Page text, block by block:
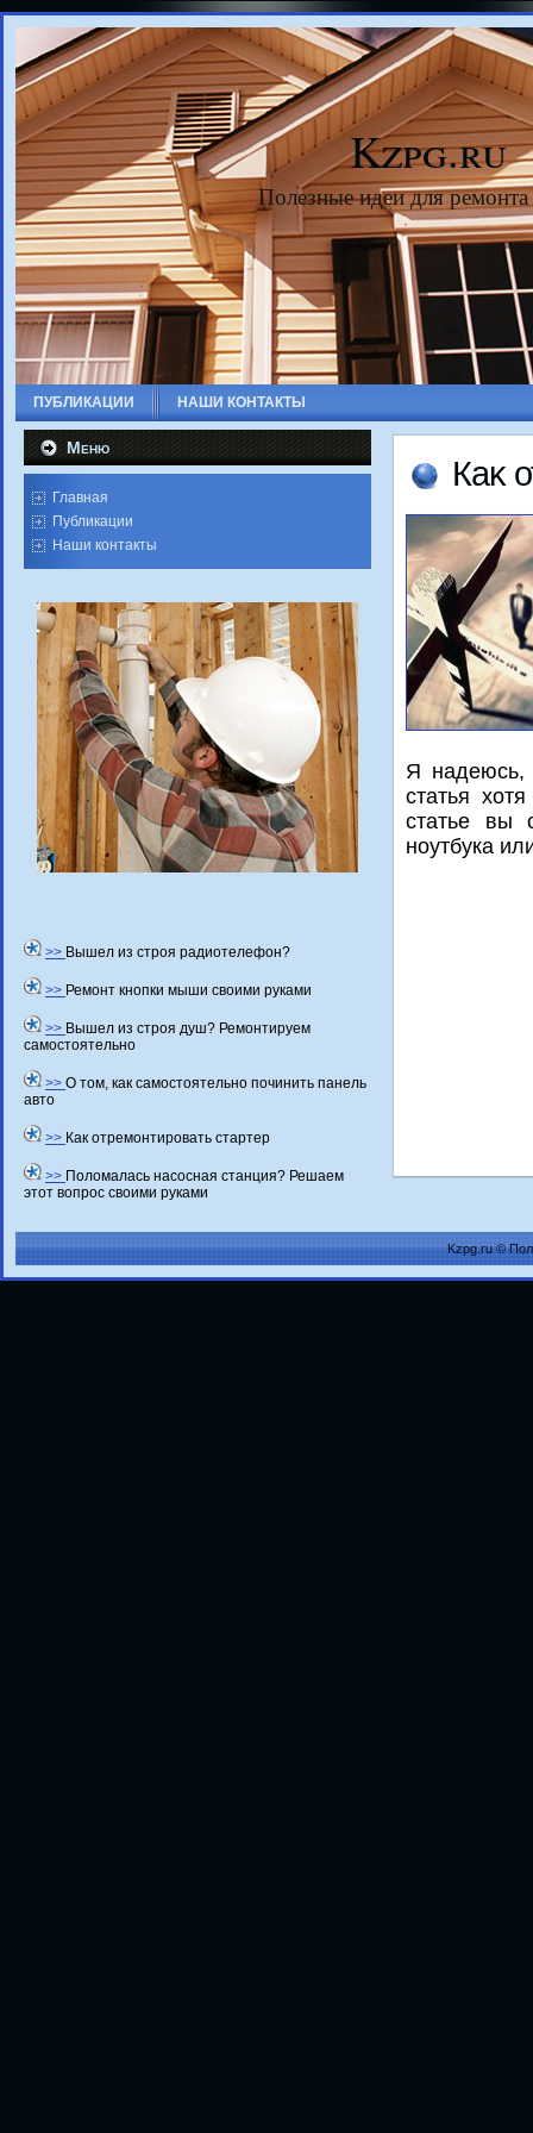
Kzpg.ru
Полезные идеи для
ПУБЛИКАЦИИ НАШИ КОНТАКТЫ
Меню
Главная
Публикации
Наши контакты
>> Вышел из строя радиотелефон?
>> Ремонт кнопки мыши своими руками
>> Вышел из строя душ? Ремонтируем
самостоятельно
>> О том, как самостоятельно починить панель
авто
>> Как отремонтировать стартер
>> Поломалась насосная станция? Решаем
этот вопрос своими руками
Каκ
Я надеюсь,
статья
статье вы
ноутбука
Kzpg.ru ©